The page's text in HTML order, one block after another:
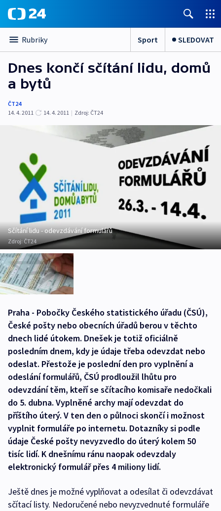
Rubriky Sport SLEDOVAT
Dnes končí sčítání lidu, domů
a bytů
ČT24
14. 4. 2011
14. 4. 2011 | Zdroj: ČT24
Sčítání lidu - odevzdávání formulářů
Zdroj:ČT24
Praha - Pobočky Českého statistického úřadu (ČSÚ),
České pošty nebo obecních úřadů berou v těchto
dnech lidé útokem. Dnešek je totiž oficiálně
posledním dnem, kdy je údaje třeba odevzdat nebo
odeslat. Přestože je poslední den pro vyplnění a
odeslání formulářů, ČSÚ prodloužil lhůtu pro
odevzdání těm, kteří se sčítacího komisaře nedočkali
do 5. dubna. Vyplněné archy mají odevzdat do
příštího úterý. V ten den o půlnoci skončí i možnost
vyplnit formuláře po internetu. Dotazníky si podle
údaje České pošty nevyzvedlo do úterý kolem 50
tisíc lidí. K dnešnímu ránu naopak odevzdaly
elektronický formulář přes 4 miliony lidí.
Ještě dnes je možné vyplňovat a odesílat či odevzdávat
sčítací listy. Nedoručené nebo nevyzvednuté formuláře